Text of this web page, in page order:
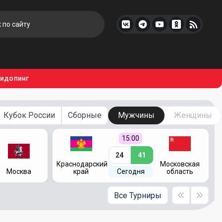
Кубок России Сборные Мужчины Женщины
Москва
Краснодарский
край
15:00
24 41
Сегодня
Московская
область
Все Турниры